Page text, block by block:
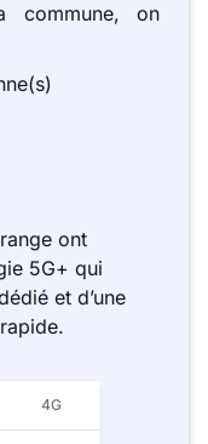
commune, on
ont
5G+ qui
et d’une
4G